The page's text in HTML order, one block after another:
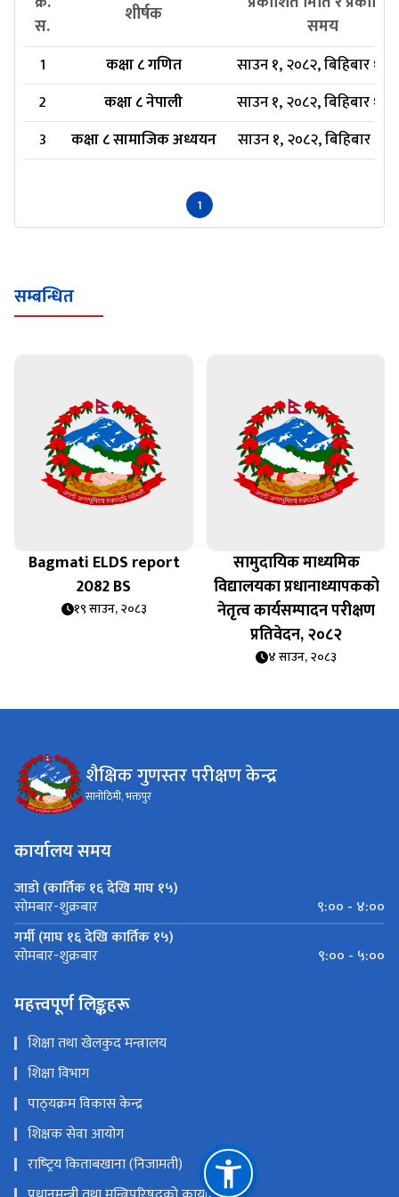
स.
शीर्षक
समय
1 कक्षा ८ गणित
साउन १, २०८२, बिहिबार
2
कक्षा ८ नेपाली
साउन १, २०८२, बिहिबार
3
कक्षा ८ सामाजिक अध्ययन साउन १, २०८२, बिहिबार
1
सम्बन्धित
Bagmati ELDS report
2082 BS
१९ साउन, २०८३
सामुदायिक माध्यमिक
विद्यालयका प्रधानाध्यापकको
नेतृत्व कार्यसम्पादन परीक्षण
प्रतिवेदन, २०८२
४ साउन, २०८३
शैक्षिक गुणस्तर परीक्षण केन्द्र
सानोठिमी, भक्तपुर
कार्यालय समय
जाडो (कार्तिक १६ देखि माघ १५)
सोमबार-शुक्रबार
९:०० - ४:००
गर्मी (माघ १६ देखि कार्तिक १५)
सोमबार-शुक्रबार ९:०० - ५:००
महत्त्वपूर्ण लिङ्कहरू
शिक्षा तथा खेलकुद मन्त्रालय
शिक्षा विभाग
पाठ्‍यक्रम विकास केन्द्र
शिक्षक सेवा आयोग
राष्‍ट्रिय किताबखाना (निजामती)